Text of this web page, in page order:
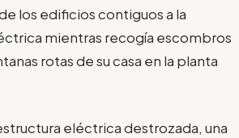
los edificios contiguos a la
mientras recogía escombros
rotas de su casa en la planta
eléctrica destrozada, una